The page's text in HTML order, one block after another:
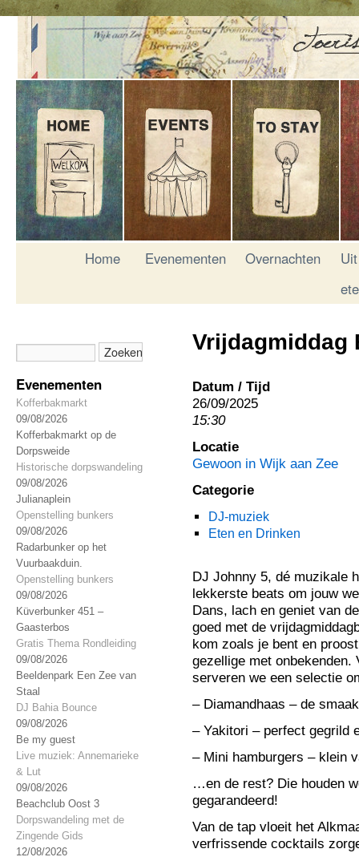
Home Evenementen Overnachten
Uit
Evenementen
Kofferbakmarkt
09/08/2026
Kofferbakmarkt op de
Dorpsweide
Historische dorpswandeling
09/08/2026
Julianaplein
Openstelling bunkers
09/08/2026
Radarbunker op het
Vuurbaakduin.
Openstelling bunkers
09/08/2026
Küverbunker 451 –
Gaasterbos
Gratis Thema Rondleiding
09/08/2026
Beeldenpark Een Zee van
Staal
DJ Bahia Bounce
09/08/2026
Be my guest
Live muziek: Annemarieke
& Lut
09/08/2026
Beachclub Oost 3
Dorpswandeling met de
Zingende Gids
12/08/2026
Vrijdagmiddag
Datum / Tijd
26/09/2025
15:30
Locatie
Gewoon in Wijk aan Zee
Categorie
DJ-muziek
Eten en Drinken
DJ Johnny 5, dé muzikale
lekkerste beats om jouw
Dans, lach en geniet van
goed met de
kom zoals je bent en
gezellige met onbekenden.
serveren we een selectie
– Diamandhaas – de
– Yakitori – perfect gegrild
– Mini hamburgers – klein
…en de rest? Die houden
gegarandeerd!
Van de tap vloeit het
verfrissende cocktails